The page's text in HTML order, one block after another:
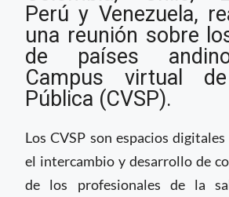
Perú y Venezuela,
una reunión sobre
de países
Campus virtual
Pública (CVSP).
Los CVSP son espacios
el intercambio y desarrollo de
de los profesionales de la